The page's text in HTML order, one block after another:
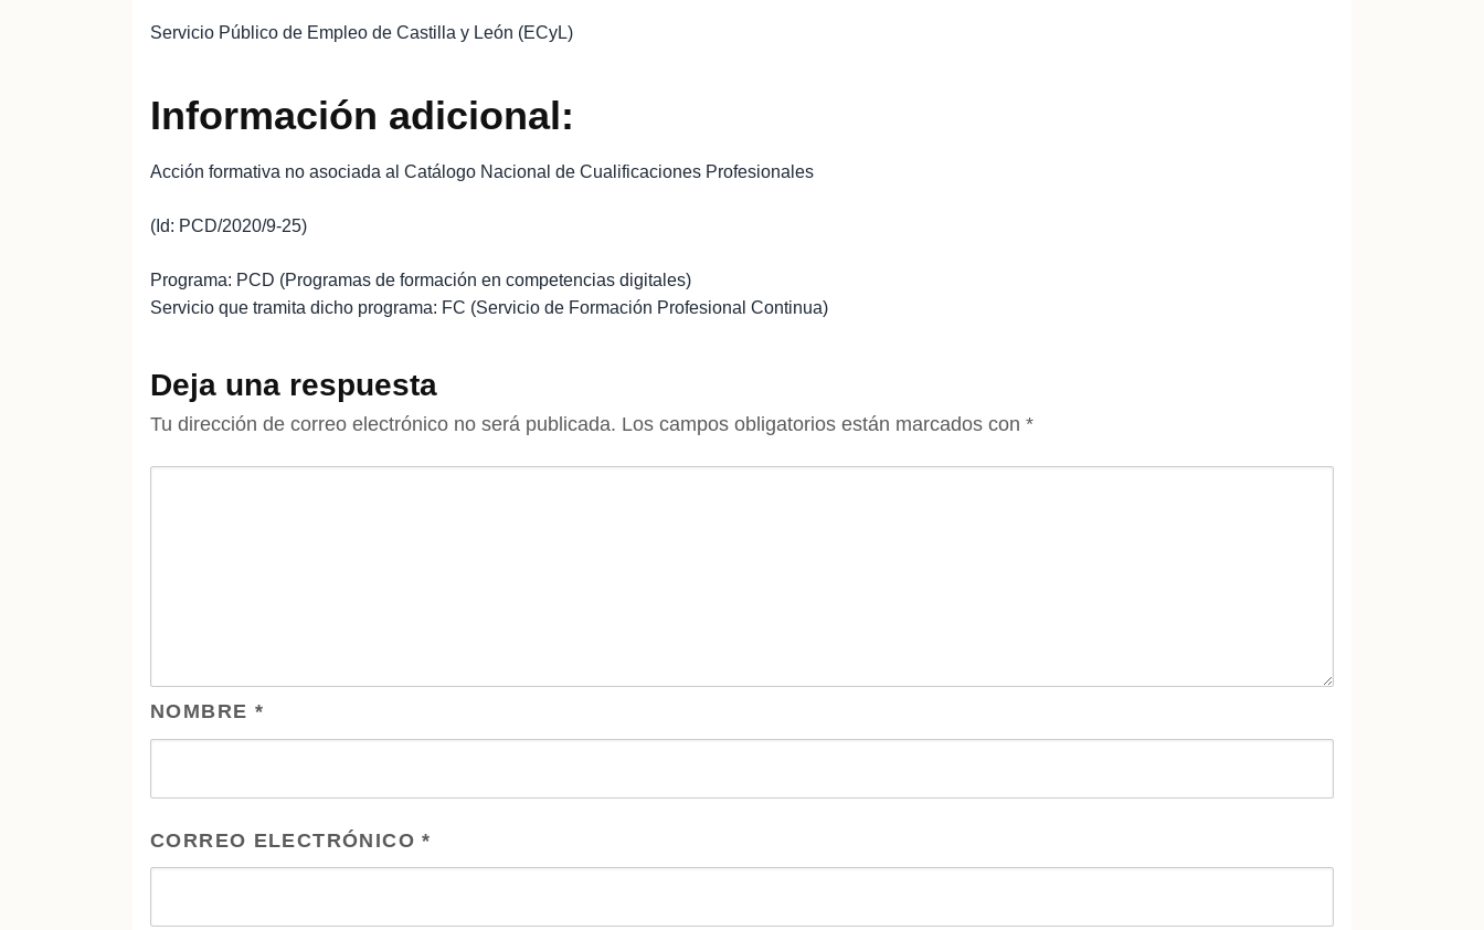
Servicio Público de Empleo de Castilla y León (ECyL)
Información adicional:
Acción formativa no asociada al Catálogo Nacional de Cualificaciones Profesionales
(Id: PCD/2020/9-25)
Programa: PCD (Programas de formación en competencias digitales)
Servicio que tramita dicho programa: FC (Servicio de Formación Profesional Continua)
Deja una respuesta
Tu dirección de correo electrónico no será publicada. Los campos obligatorios están marcados con *
NOMBRE *
CORREO ELECTRÓNICO*